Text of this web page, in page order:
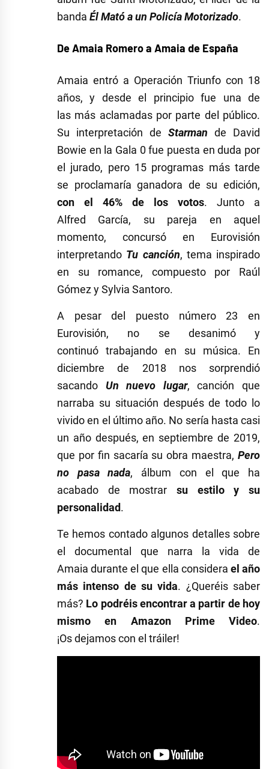
banda Él Mató a un Policía Motorizado.
De Amaia Romero a Amaia de España
Amaia entró a Operación Triunfo con 18
años, y desde el principio fue una de
las más aclamadas por parte del público.
Su interpretación de Starman de David
Bowie en la Gala 0 fue puesta en duda por
el jurado, pero 15 programas más tarde
se proclamaría ganadora de su edición,
con el 46% de los votos. Junto a
Alfred García, su pareja en aquel
momento, concursó en Eurovisión
interpretando Tu canción, tema inspirado
en su romance, compuesto por Raúl
Gómez y Sylvia Santoro.
A pesar del puesto número 23 en
Eurovisión, no se desanimó y
continuó trabajando en su música. En
diciembre de 2018 nos sorprendió
sacando Un nuevo lugar, canción que
narraba su situación después de todo lo
vivido en el último año. No sería hasta casi
un año después, en septiembre de 2019,
que por fin sacaría su obra maestra, Pero
no pasa nada, álbum con el que ha
acabado de mostrar su estilo y su
personalidad.
Te hemos contado algunos detalles sobre
el documental que narra la vida de
Amaia durante el que ella considera el año
más intenso de su vida. ¿Queréis saber
más? Lo podréis encontrar a partir de hoy
mismo en Amazon Prime Video.
¡Os dejamos con el tráiler!